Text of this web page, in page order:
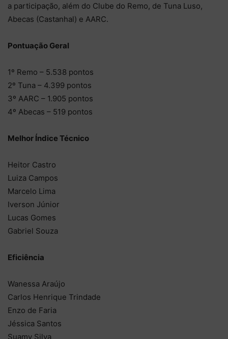
a participação, além do Clube do Remo, de Tuna Luso,
Abecas (Castanhal) e AARC.
Pontuação Geral
1º Remo – 5.538 pontos
2º Tuna – 4.399 pontos
3º AARC – 1.905 pontos
4º Abecas – 519 pontos
Melhor Índice Técnico
Heitor Castro
Luiza Campos
Marcelo Lima
Iverson Júnior
Lucas Gomes
Gabriel Souza
Eficiência
Wanessa Araújo
Carlos Henrique Trindade
Enzo de Faria
Jéssica Santos
Suamy Silva